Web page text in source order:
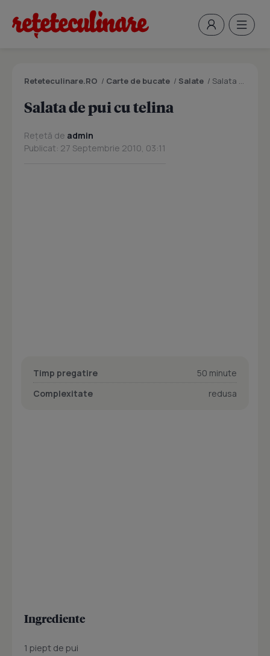
Reteteculinare.RO / Carte de bucate / Salate / Salata de pui cu telina
Salata de pui cu telina
Rețetă de admin
Publicat: 27 Septembrie 2010, 03:11
Timp pregatire
50 minute
Complexitate
redusa
Ingrediente
1 piept de pui